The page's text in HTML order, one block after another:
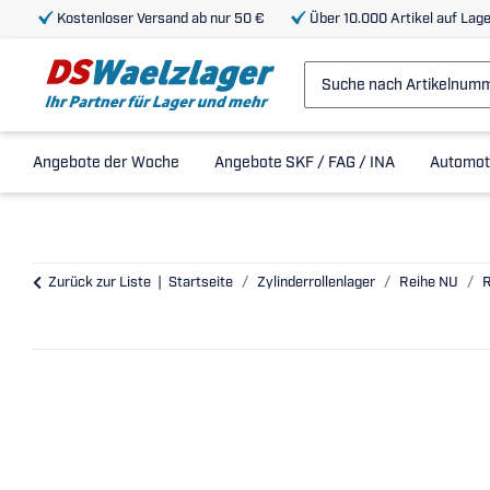
Kostenloser Versand ab nur 50 € Über 10.000 Artikel auf
Angebote der Woche Angebote SKF / FAG / INA
Zurück zur Liste Startseite Zylinderrollenlager Reihe NU